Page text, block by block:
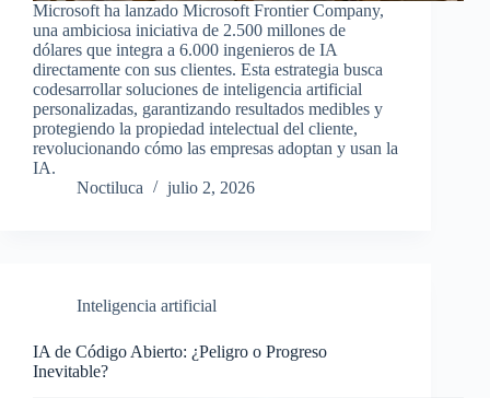
Microsoft ha lanzado Microsoft Frontier Company,
una ambiciosa iniciativa de 2.500 millones de
dólares que integra a 6.000 ingenieros de IA
directamente con sus clientes. Esta estrategia busca
codesarrollar soluciones de inteligencia artificial
personalizadas, garantizando resultados medibles y
protegiendo la propiedad intelectual del cliente,
revolucionando cómo las empresas adoptan y usan la
IA.
Noctiluca
julio 2, 2026
Inteligencia artificial
IA de Código Abierto: ¿Peligro o Progreso
Inevitable?